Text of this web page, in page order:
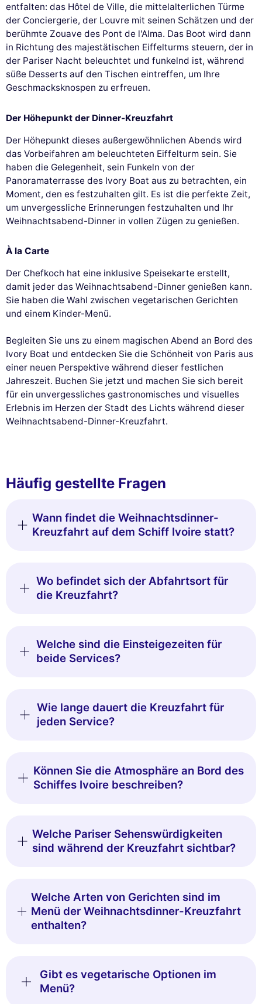
Diese Website verwendet
Cookies
Wir verwenden Cookies und Ihre
persönlichen Daten, um Ihr Surferlebnis zu
angezeigten Werbeanzeigen zu personalisieren. Sie können Ihre
Einstellungen jederzeit akzeptieren, ablehnen oder anpassen.
Genehmigungen zertifiziert von
Nei, danke Ich möchte wählen Ich stimme zu
entfalten: das Hôtel de Ville, die mittelalterlichen Türme
der Conciergerie, der Louvre mit seinen Schätzen und der
berühmte Zouave des Pont de l'Alma. Das Boot wird dann
in Richtung des majestätischen Eiffelturms steuern, der in
der Pariser Nacht beleuchtet und funkelnd ist, während
süße Desserts auf den Tischen eintreffen, um Ihre
Geschmacksknospen zu erfreuen.
Der Höhepunkt der Dinner-Kreuzfahrt
Der Höhepunkt dieses außergewöhnlichen Abends wird
das Vorbeifahren am beleuchteten Eiffelturm sein. Sie
haben die Gelegenheit, sein Funkeln von der
Panoramaterrasse des Ivory Boat aus zu betrachten, ein
Moment, den es festzuhalten gilt. Es ist die perfekte Zeit,
um unvergessliche Erinnerungen festzuhalten und Ihr
Weihnachtsabend-Dinner in vollen Zügen zu genießen.
À la Carte
Der Chefkoch hat eine inklusive Speisekarte erstellt,
damit jeder das Weihnachtsabend-Dinner genießen kann.
Sie haben die Wahl zwischen vegetarischen Gerichten
und einem Kinder-Menü.
Begleiten Sie uns zu einem magischen Abend an Bord des
Ivory Boat und entdecken Sie die Schönheit von Paris aus
einer neuen Perspektive während dieser festlichen
Jahreszeit. Buchen Sie jetzt und machen Sie sich bereit
für ein unvergessliches gastronomisches und visuelles
Erlebnis im Herzen der Stadt des Lichts während dieser
Weihnachtsabend-Dinner-Kreuzfahrt.
Häufig gestellte Fragen
Wann findet die Weihnachtsdinner-
Kreuzfahrt auf dem Schiff Ivoire statt?
Wo befindet sich der Abfahrtsort für
die Kreuzfahrt?
Welche sind die Einsteigezeiten für
beide Services?
Wie lange dauert die Kreuzfahrt für
jeden Service?
Können Sie die Atmosphäre an Bord des
Schiffes Ivoire beschreiben?
Welche Pariser Sehenswürdigkeiten
sind während der Kreuzfahrt sichtbar?
Welche Arten von Gerichten sind im
Menü der Weihnachtsdinner-Kreuzfahrt
enthalten?
Gibt es vegetarische Optionen im
Menü?